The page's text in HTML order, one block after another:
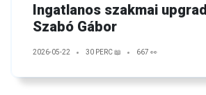
Ingatlanos szakmai
Szabó Gábor
2026-05-22 30 PERC 📖 667 👀